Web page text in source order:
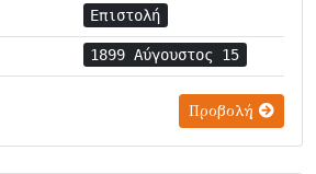
Επιστολή
1899 Αύγουστος 15
Προβολή